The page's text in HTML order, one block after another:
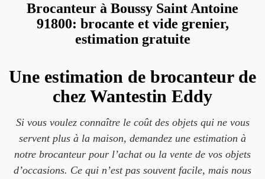
Brocanteur à Boussy Saint Antoine
91800: brocante et vide grenier,
estimation gratuite
Une estimation de brocanteur de
chez Wantestin Eddy
Si vous voulez connaître le coût des objets qui ne vous
servent plus à la maison, demandez une estimation à
notre brocanteur pour l’achat ou la vente de vos objets
d’occasions. Ce qui n’est pas souvent facile, mais nous